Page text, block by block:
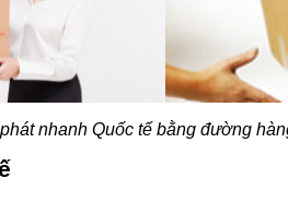
nhanh Quốc tế bằng đường